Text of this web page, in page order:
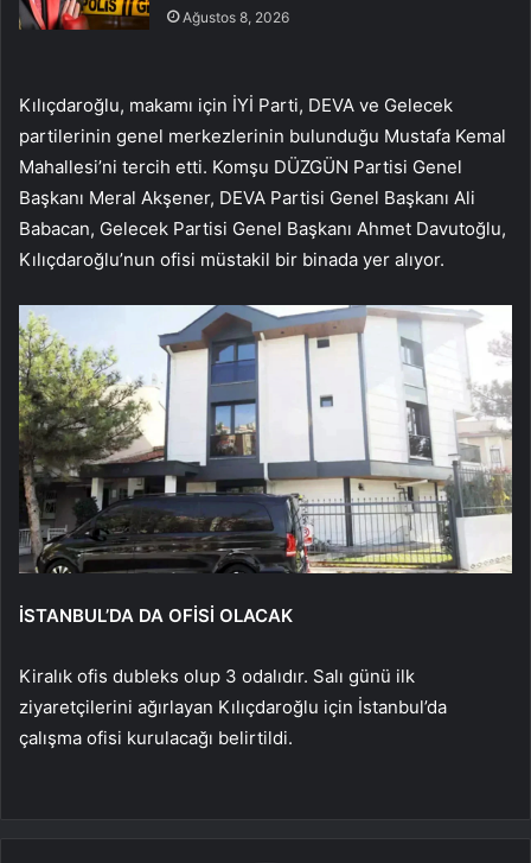
Ağustos 8, 2026
Kılıçdaroğlu, makamı için İYİ Parti, DEVA ve Gelecek
partilerinin genel merkezlerinin bulunduğu Mustafa Kemal
Mahallesi’ni tercih etti. Komşu DÜZGÜN Partisi Genel
Başkanı Meral Akşener, DEVA Partisi Genel Başkanı Ali
Babacan, Gelecek Partisi Genel Başkanı Ahmet Davutoğlu,
Kılıçdaroğlu’nun ofisi müstakil bir binada yer alıyor.
İSTANBUL’DA DA OFİSİ OLACAK
Kiralık ofis dubleks olup 3 odalıdır. Salı günü ilk
ziyaretçilerini ağırlayan Kılıçdaroğlu için İstanbul’da
çalışma ofisi kurulacağı belirtildi.